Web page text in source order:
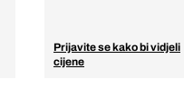
Prijavite se kako bi vidjeli
cijene